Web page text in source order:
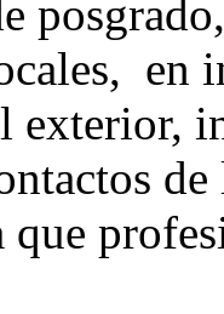
en
exterior,
que